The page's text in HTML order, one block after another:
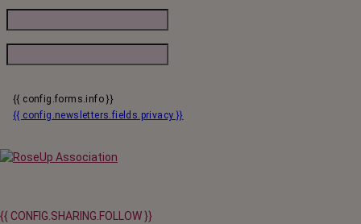
{{ config.forms.info }}
{{ config.newsletters.fields.privacy }}
{{ CONFIG.SHARING.FOLLOW }}